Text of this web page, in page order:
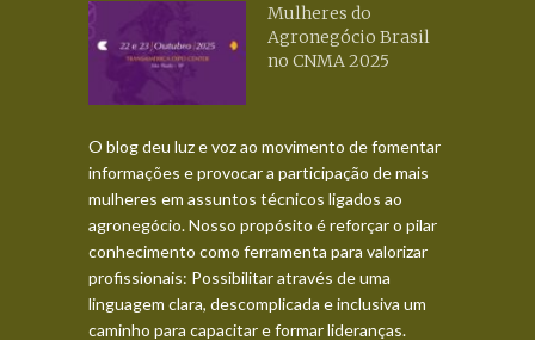
Mulheres do
Agronegócio Brasil
no CNMA 2025
O blog deu luz e voz ao movimento de fomentar
informações e provocar a participação de mais
mulheres em assuntos técnicos ligados ao
agronegócio. Nosso propósito é reforçar o pilar
conhecimento como ferramenta para valorizar
profissionais: Possibilitar através de uma
linguagem clara, descomplicada e inclusiva um
caminho para capacitar e formar lideranças.